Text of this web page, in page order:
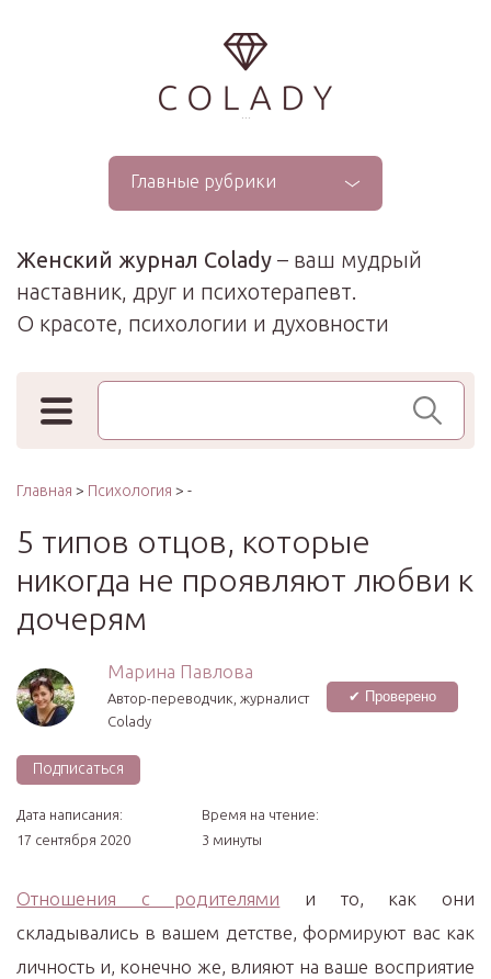
...
Главные рубрики
Женский журнал Colady – ваш мудрый
наставник, друг и психотерапевт.
О красоте, психологии и духовности
Поиск по сайту
Главная > Психология > -
5 типов отцов, которые
никогда не проявляют любви к
дочерям
Марина Павлова
Автор-переводчик, журналист
Colady
✔ Проверено
Подписаться
Дата написания:
17 сентября 2020
Время на чтение:
3 минуты
Отношения с родителями и то, как они
складывались в вашем детстве, формируют вас как
личность и, конечно же, влияют на ваше восприятие